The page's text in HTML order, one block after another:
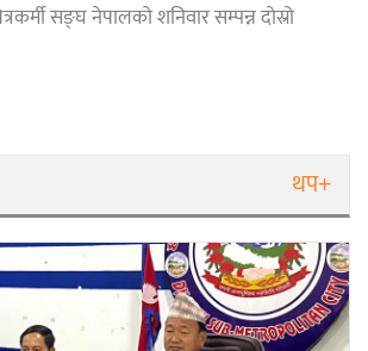
सङ्घ नेपालको शनिवार सम्पन्न दोस्रो
थप+